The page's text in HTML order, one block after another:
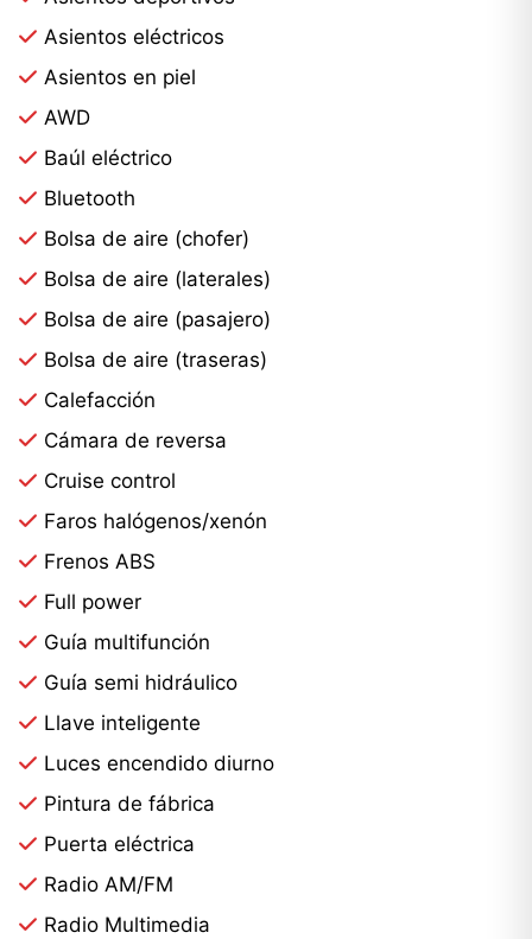
Asientos eléctricos
Asientos en piel
AWD
Baúl eléctrico
Bluetooth
Bolsa de aire (chofer)
Bolsa de aire (laterales)
Bolsa de aire (pasajero)
Bolsa de aire (traseras)
Calefacción
Cámara de reversa
Cruise control
Faros halógenos/xenón
Frenos ABS
Full power
Guía multifunción
Guía semi hidráulico
Llave inteligente
Luces encendido diurno
Pintura de fábrica
Puerta eléctrica
Radio AM/FM
Radio Multimedia